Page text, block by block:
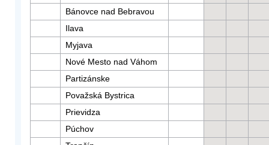
Bánovce nad Bebravou
Ilava
Myjava
Nové Mesto nad Váhom
Partizánske
Považská Bystrica
Prievidza
Púchov